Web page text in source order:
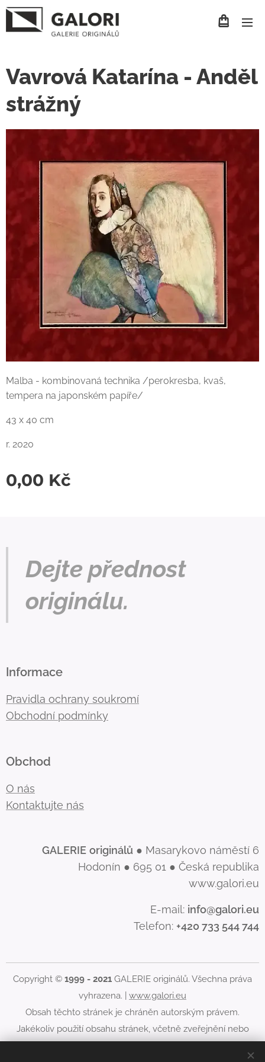
Vavrová Katarína - Anděl
strážný
Malba - kombinovaná technika /perokresba, kvaš,
tempera na japonském papíře/
43 x 40 cm
r. 2020
0,00 Kč
Dejte přednost
originálu.
Informace
Pravidla ochrany soukromí
Obchodní podmínky
Obchod
O nás
Kontaktujte nás
GALERIE originálů ● Masarykovo náměstí 6
Hodonín ● 695 01 ● Česká republika
www.galori.eu
E-mail: info@galori.eu
Telefon: +420 733 544 744
Copyright © 1999 - 2021 GALERIE originálů. Všechna práva
vyhrazena. | www.galori.eu
Obsah těchto stránek je chráněn autorským právem.
Jakékoliv použití obsahu stránek, včetně zveřejnění nebo